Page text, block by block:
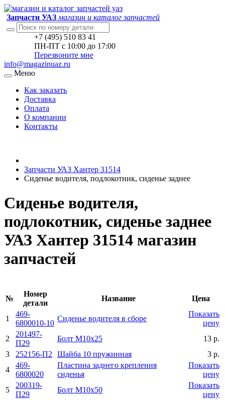
Запчасти УАЗ магазин и каталог запчастей
+7 (495) 510 83 41
ПН-ПТ с 10:00 до 17:00
Перезвоните мне
info@magazinuaz.ru
Меню
Как заказать
Доставка
Оплата
О компании
Контакты
Запчасти УАЗ Хантер 31514
Сиденье водителя, подлокотник, сиденье заднее
Сиденье водителя,
подлокотник, сиденье заднее
УАЗ Хантер 31514 магазин
запчастей
№
Номер
детали
Название Цена
1
469-
6800010-10
Сиденье водителя в сбоpе
Показать
цену
2
201497-
П29
Болт М10х25
13 р.
3
252156-П2 Шайба 10 пpужинная
3 р.
4
469-
6800020
Пластина заднего кpепления
сиденья
Показать
цену
5
200319-
П29
Болт М10х50
Показать
цену